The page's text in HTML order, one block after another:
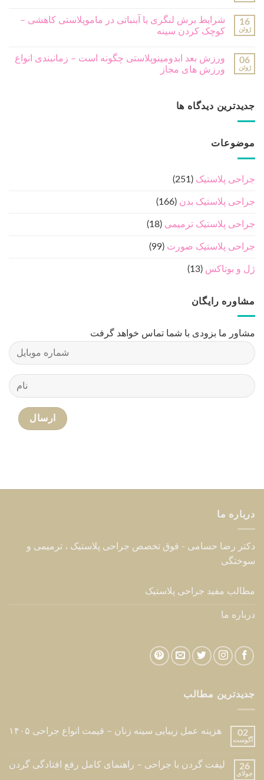
16
ژوئن
شرایط برش لنگری یا آبنباتی در ماموپلاستی کاهشی –
کوچک کردن سینه
06
ژوئن
ورزش بعد ابدومینوپلاستی چگونه است – زمانبندی انواع
ورزش های مجاز
جدیدترین دیدگاه ها
موضوعات
جراحی پلاستیک (251)
جراحی پلاستیک بدن (166)
جراحی پلاستیک ترمیمی (18)
جراحی پلاستیک صورت (99)
ژل و بوتاکس (13)
مشاوره رایگان
مشاور ما بزودی با شما تماس خواهد گرفت
درباره ما
دکتر رضا حسامی - فوق تخصص جراحی پلاستیک ، ترمیمی و
سوختگی
مطالب مفید جراحی پلاستیک
درباره ما
جدیدترین مطالب
02
آگوست
هزینه عمل زیبایی سینه زنان – قیمت انواع جراحی ۱۴۰۵
26
جولای
لیفت گردن با جراحی – راهنمای کامل رفع افتادگی گردن